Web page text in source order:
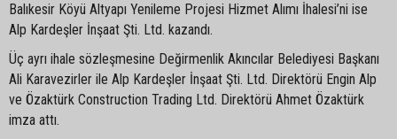
Balıkesir Köyü Altyapı Yenileme Projesi Hizmet Alımı İhalesi’ni ise
Alp Kardeşler İnşaat Şti. Ltd. kazandı.
Üç ayrı ihale sözleşmesine Değirmenlik Akıncılar Belediyesi Başkanı
Ali Karavezirler ile Alp Kardeşler İnşaat Şti. Ltd. Direktörü Engin Alp
ve Özaktürk Construction Trading Ltd. Direktörü Ahmet Özaktürk
imza attı.